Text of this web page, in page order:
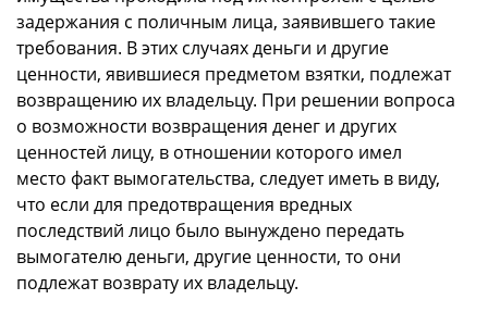
задержания с поличным лица, заявившего такие
требования. В этих случаях деньги и другие
ценности, явившиеся предметом взятки, подлежат
возвращению их владельцу. При решении вопроса
о возможности возвращения денег и других
ценностей лицу, в отношении которого имел
место факт вымогательства, следует иметь в виду,
что если для предотвращения вредных
последствий лицо было вынуждено передать
вымогателю деньги, другие ценности, то они
подлежат возврату их владельцу.